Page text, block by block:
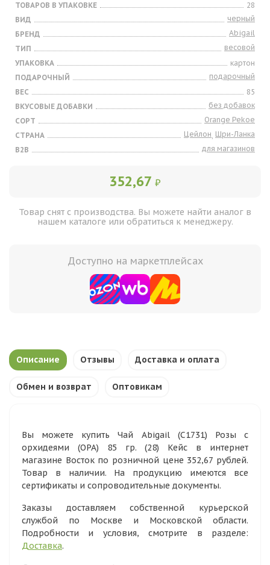
ТОВАРОВ В УПАКОВКЕ
28
ВИД
черный
БРЕНД
Abigail
ТИП
весовой
УПАКОВКА
картон
ПОДАРОЧНЫЙ
подарочный
ВЕС
85
ВКУСОВЫЕ ДОБАВКИ
без добавок
СОРТ
Orange Pekoe
СТРАНА
Цейлон, Шри-Ланка
B2B
для магазинов
352,67 ₽
Товар снят с производства. Вы можете найти аналог в
нашем каталоге или обратиться к менеджеру.
Доступно на маркетплейсах
Описание Отзывы Доставка и оплата
Обмен и возврат Оптовикам
Вы можете купить Чай Abigail (С1731) Розы с
орхидеями (ОРА) 85 гр. (28) Кейс в интернет
магазине Восток по розничной цене 352,67 рублей.
Товар в наличии. На продукцию имеются все
сертификаты и сопроводительные документы.
Заказы доставляем собственной курьерской
службой по Москве и Московской области.
Подробности и условия, смотрите в разделе:
Доставка.